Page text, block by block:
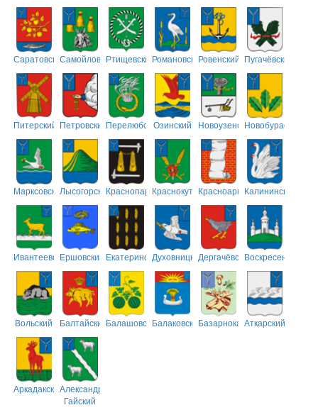
СаратовскийСамойловскийРтищевскийРомановскийРовенский Пугачёвский
Питерский ПетровскийПерелюбскийОзинский НовоузенскийНовобурасский
МарксовскийЛысогорскийКраснопартизанский
КраснокутскийКрасноармейский
Калининский
ИвантеевскийЕршовский ЕкатериновскийДуховницкийДергачёвскийВоскресенский
Вольский БалтайскийБалашовскийБалаковскийБазарнокарабулакский
Аткарский
АркадакскийАлександрово-
Гайский